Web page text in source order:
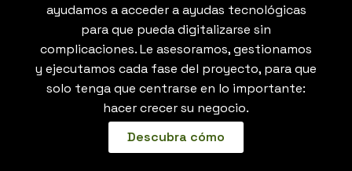
ayudamos a acceder a ayudas tecnológicas
para que pueda digitalizarse sin
complicaciones. Le asesoramos, gestionamos
y ejecutamos cada fase del proyecto, para que
solo tenga que centrarse en lo importante:
hacer crecer su negocio.
Descubra cómo